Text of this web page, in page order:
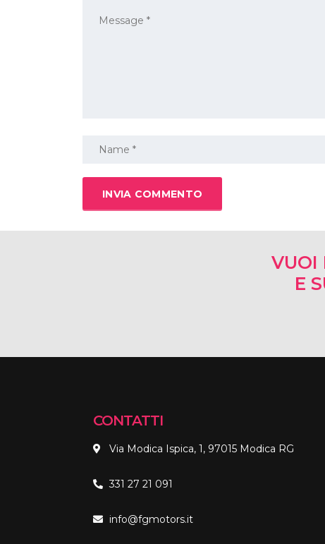
VUOI
E
CONTATTI
Via Modica Ispica, 1, 97015 Modica RG
331 27 21 091
info@fgmotors.it